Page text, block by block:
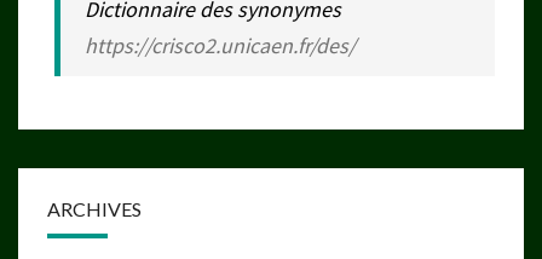
Dictionnaire des synonymes
https://crisco2.unicaen.fr/des/
ARCHIVES